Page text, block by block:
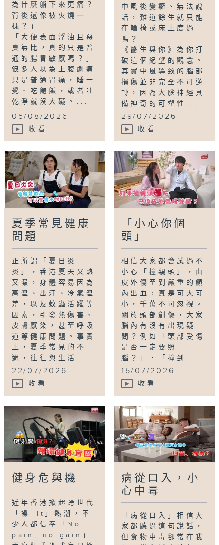
為什麼躺下來更痛？
背後還像被火燒一
樣？」
「大便表面浮油且惡
臭無比，真的只是普
通的腸胃敏感嗎？」
很多人以為上腹劇痛
只是普通胃痛，睡一
覺、吃飽飯，或者吐
乾淨就沒大礙。...
05/08/2026
收看
中風後變癱、無法說
話，難道餘生就只能
在輪椅或床上度過
嗎？
《醫生與你》為你打
破這個絕望的觀念。
其實中風導致的腦部
損傷並非完全不可逆
轉，因為大腦神經具
備神奇的可塑性...
29/07/2026
收看
夏季常見健康
問題
正所謂「夏日炎
炎」，香港夏天又熱
又濕，身體容易因為
高溫、出汗、冷氣溫
差，以及蚊蟲活躍等
因素，引發熱傷害、
皮膚感染，甚至呼吸
道等健康問題。事實
上，夏季常見的不
適，往往與生活...
22/07/2026
收看
「小心你個
頭」
相信大家都會試過不
小心「撞親頭」，由
皮外傷至到嚴重的顱
內出血，真是可大可
小，千萬不可忽視。
關於頭部創傷，大家
腦內有沒有出現疑
問？例如「頭部受傷
是否一定要照
腦？」、「撞到...
15/07/2026
收看
健身危與機
近年香港掀起跨世代
「操Fit」熱潮，不
少人都信奉「No
pain, no gain」
病從口入，小
心中毒
「病從口入」相信大
家都聽過這句說話，
但食物中毒卻常在我